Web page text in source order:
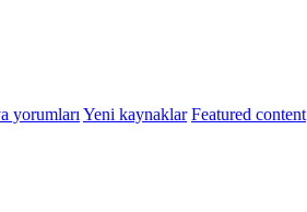
yorumları Yeni kaynaklar Featured content